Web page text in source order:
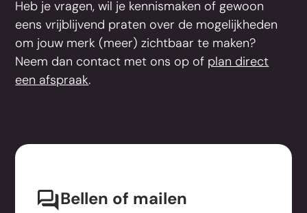
Heb je vragen, wil je kennismaken of gewoon
eens vrijblijvend praten over de mogelijkheden
om jouw merk (meer) zichtbaar te maken?
Neem dan contact met ons op of plan direct
een afspraak.
Bellen of mailen